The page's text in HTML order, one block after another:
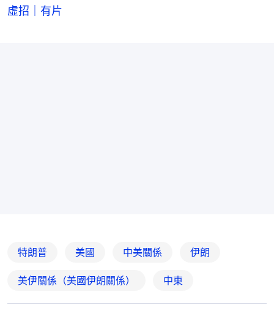
虛招｜有片
特朗普 美國 中美關係 伊朗
美伊關係（美國伊朗關係） 中東